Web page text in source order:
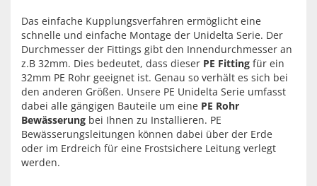
Das einfache Kupplungsverfahren ermöglicht eine
schnelle und einfache Montage der Unidelta Serie. Der
Durchmesser der Fittings gibt den Innendurchmesser an
z.B 32mm. Dies bedeutet, dass dieser PE Fitting für ein
32mm PE Rohr geeignet ist. Genau so verhält es sich bei
den anderen Größen. Unsere PE Unidelta Serie umfasst
dabei alle gängigen Bauteile um eine PE Rohr
Bewässerung bei Ihnen zu Installieren. PE
Bewässerungsleitungen können dabei über der Erde
oder im Erdreich für eine Frostsichere Leitung verlegt
werden.